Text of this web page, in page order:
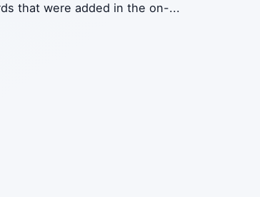
that were added in the on-...